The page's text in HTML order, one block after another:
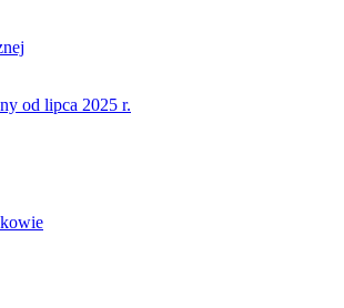
od lipca 2025 r.